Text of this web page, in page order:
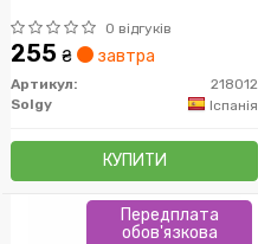
0 відгуків
255 ₴ завтра
Артикул:
218012
Solgy
Іспанія
КУПИТИ
Передплата
обов'язкова